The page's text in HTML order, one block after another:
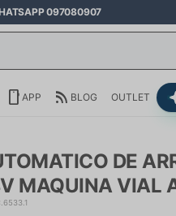
097080907
APP BLOG OUTLET
DE
MAQUINA VIAL